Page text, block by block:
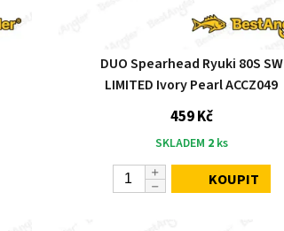
DUO Spearhead Ryuki 80S SW
LIMITED Ivory Pearl ACCZ049
459 Kč
SKLADEM 2 ks
KOUPIT